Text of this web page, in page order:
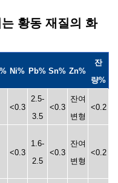
황동 재질의 화
Ni% Pb% Sn% Zn%
잔
량%
<0.3
2.5-
3.5
<0.3
잔여
변형
<0.2
<0.3
1.6-
2.5
<0.3
잔여
변형
<0.2